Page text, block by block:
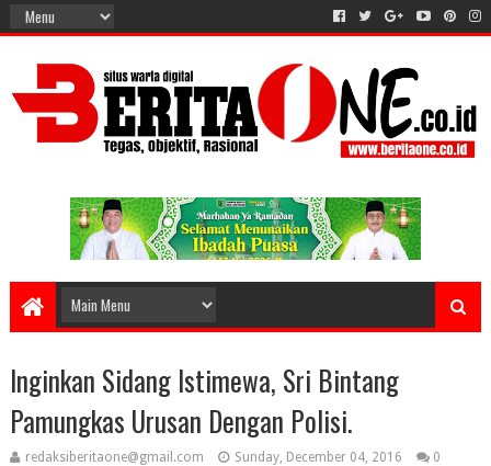
Inginkan Sidang Istimewa, Sri Bintang
Pamungkas Urusan Dengan Polisi.
redaksiberitaone@gmail.com Sunday, December 04, 2016 0